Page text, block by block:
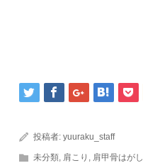
投稿者:yuuraku_staff
未分類, 肩こり , 肩甲骨はがし